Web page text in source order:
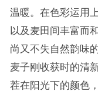
温暖。在色彩运用
以及麦田间丰富而
尚又不失自然韵味
麦子刚收获时的清
茬在阳光下的颜色